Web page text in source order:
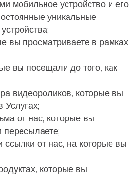
мобильное устройство и его
уникальные
вы просматриваете в рамках
вы посещали до того, как
видеороликов, которые вы
Услугах;
от нас, которые вы
пересылаете;
ссылки от нас, на которые вы
которые вы